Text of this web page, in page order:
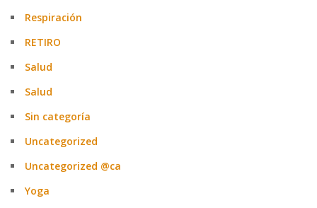
Respiración
RETIRO
Salud
Salud
Sin categoría
Uncategorized
Uncategorized @ca
Yoga